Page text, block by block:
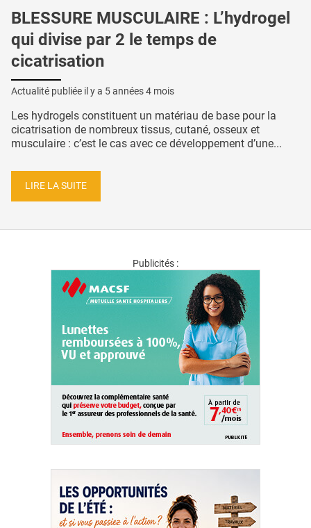
BLESSURE MUSCULAIRE : L’hydrogel
qui divise par 2 le temps de
cicatrisation
Actualité publiée il y a 5 années 4 mois
Les hydrogels constituent un matériau de base pour la
cicatrisation de nombreux tissus, cutané, osseux et
musculaire : c’est le cas avec ce développement d’une...
LIRE LA SUITE
Publicités :